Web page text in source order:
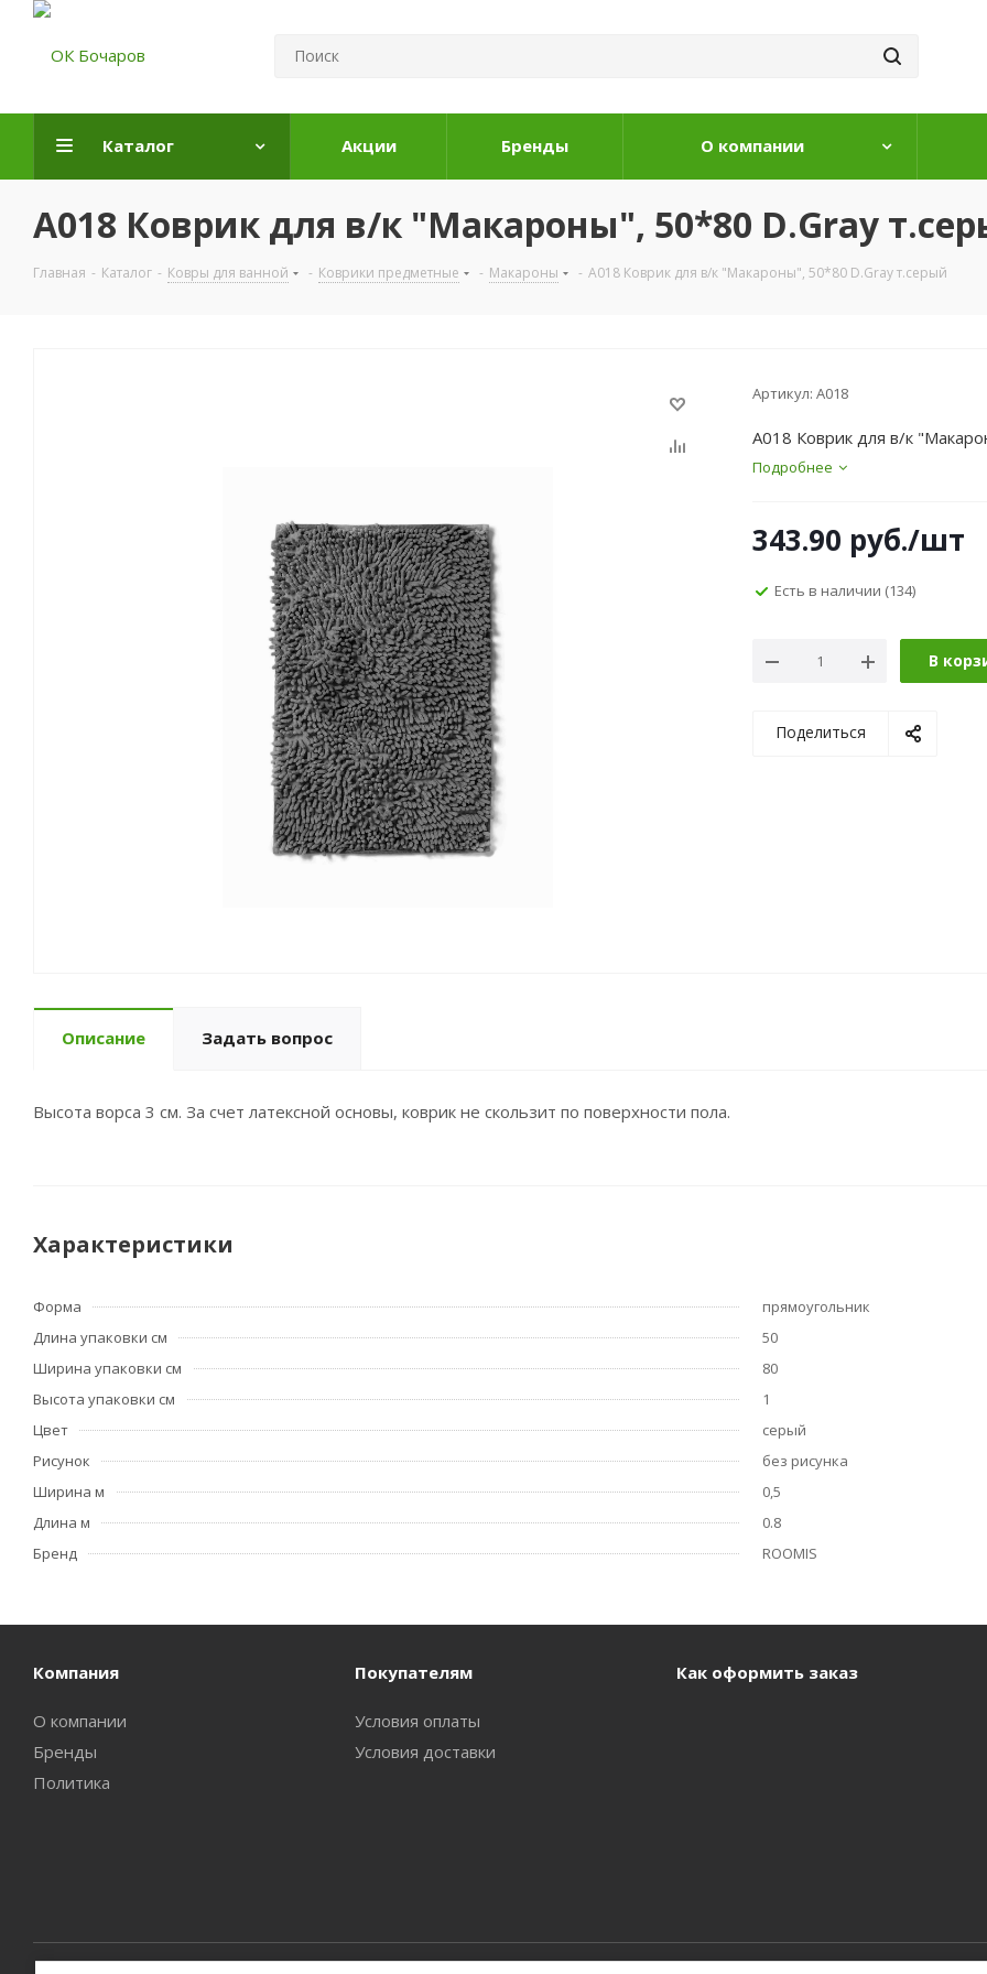
Каталог Акции Бренды О компании
A018 Коврик для в/к "Макароны", 50*80 D.Gray
Главная - Каталог - Ковры для ванной - Коврики предметные - Макароны - A018 Коврик для в/к "Макароны", 50*80 D.Gray т.серый
Артикул: A018
A018 Коврик для в/к
Подробнее
343.90 руб./шт
Есть в наличии (134)
В
Поделиться
Описание Задать вопрос
Высота ворса 3 см. За счет латексной основы, коврик не скользит по поверхности пола.
Характеристики
Форма
прямоугольник
Длина упаковки см
50
Ширина упаковки см
80
Высота упаковки см
1
Цвет
серый
Рисунок
без рисунка
Ширина м
0,5
Длина м
0.8
Бренд
ROOMIS
Компания
О компании
Бренды
Политика
Покупателям
Условия оплаты
Условия доставки
Как оформить заказ